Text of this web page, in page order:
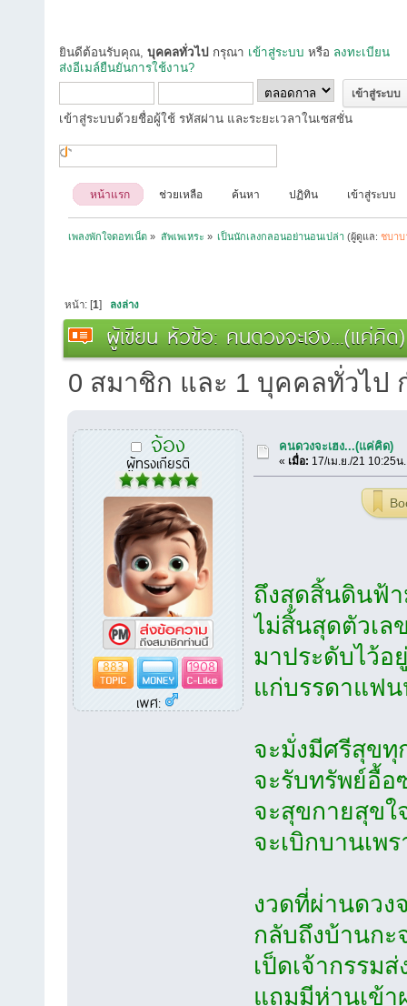
ยินดีต้อนรับคุณ, บุคคลทั่วไป กรุณา เข้าสู่ระบบ หรือ ลงทะเบียน
ส่งอีเมล์ยืนยันการใช้งาน?
เข้าสู่ระบบด้วยชื่อผู้ใช้ รหัสผ่าน และระยะเวลาในเซสชั่น
หน้าแรก ช่วยเหลือ ค้นหา ปฏิทิน เข้าสู่ระบบ
เพลงพักใจดอทเน็ต » สัพเพเหระ » เป็นนักเลงกลอนอย่านอนเปล่า (ผู้ดูแล:ชบาบ
หน้า: [1] ลงล่าง
ผู้เขียน หัวข้อ: คนดวงจะเฮง...(แค่คิ
0 สมาชิก และ 1 บุคคลทั่วไป
จ้อง
ผู้ทรงเกียรติ
883
1908
เพศ:
คนดวงจะเฮง...(แค่คิด)
« เมื่อ: 17/เม.ย./21 10:25น
ถึงสุดสิ้นดินฟ้
ไม่สิ้นสุดตัวเล
มาประดับไว้อ
แก่บรรดาแฟ
จะมั่งมีศรีสุขทุ
จะรับทรัพย์อื้อ
จะสุขกายสุข
จะเบิกบานเพ
งวดที่ผ่านดวง
กลับถึงบ้านกะ
เป็ดเจ้ากรรม
แถมมีห่านเข้า